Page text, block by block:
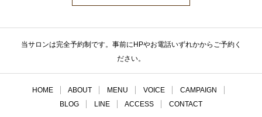
当サロンは完全予約制です。事前にHPやお電話いずれかからご予約く
ださい。
HOME ABOUT MENU VOICE
CAMPAIGN
BLOG
LINE ACCESS CONTACT